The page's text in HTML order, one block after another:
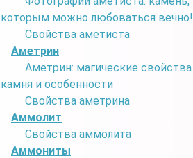
которым можно любоваться вечно!
Свойства аметиста
Аметрин
Аметрин: магические свойства
камня и особенности
Свойства аметрина
Аммолит
Свойства аммолита
Аммониты